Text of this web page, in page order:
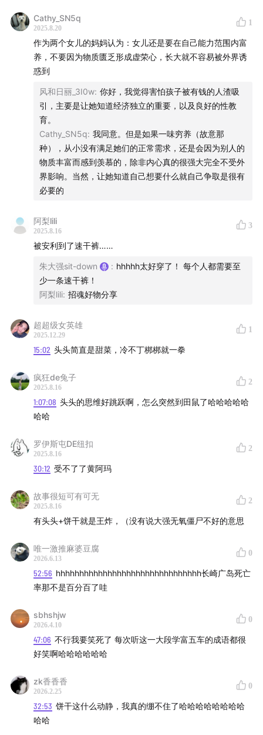
00:23:44婴儿尿床可爱度保质期揭秘：三岁后秒变生化武
00:29:02东亚父母经典话术：「你欠我的」——从子宫开
00:41:18听众：想要一个不说脏话的小孩吗？那去做医生
00:48:42 饼干暴言：地铁上背单词的小孩和学习差的小孩
都是loser！
是纯娱乐！
01:06:45留守儿童听众与父母12年隔阂一秒破冰：那个拥
抱让妈妈红了眼眶～米奇妙妙屋亲情重启！
01:13:18上古神器：玩神庙逃亡的00后，见过手机键盘吗
01:21:47头头离婚告知模板：你永远是爸妈的小孩～但作
业必须独立完成哦！
01:24:12终极真理：养娃养猫养狗前，先把自己养成个人
All music credits to：
Nightsport—The Bamboos
ヾ（^∀^）ﾉ
书店的迷你小书展，光看名字 “这书绝了” 就很有讲究。
“绝了” 有三层意思，一是这些书是绝版的，因为出版久
远、印量少等原因，现在很难见到了；二是书中的文字有
同质化的时代，散发着独特的光芒；三是它也意味着一些
云南记忆正在 “消逝”。
的以及很绝的好东西留下来，展览9月9日结束，快去看看
吧！
感谢收听由不止喜剧出品的播客节目「哈哈传达室」，来
Cathy_SN5q
2025.8.20
1
作为两个女儿的妈妈认为：女儿还是要在自己能力范围内富
养，不要因为物质匮乏形成虚荣心，长大就不容易被外界诱
惑到
风和日丽_3I0w: 你好，我觉得害怕孩子被有钱的人渣吸
引，主要是让她知道经济独立的重要，以及良好的性教
育。
Cathy_SN5q: 我同意。但是如果一味穷养（故意那
种），从小没有满足她们的正常需求，还是会因为别人的
物质丰富而感到羡慕的，除非内心真的很强大完全不受外
界影响。当然，让她知道自己想要什么就自己争取是很有
必要的
阿梨lili
2025.8.16
3
被安利到了速干裤……
朱大强sit-down : hhhhh太好穿了！ 每个人都需要至
少一条速干裤！
阿梨lili: 招魂好物分享
超超级女英雄
2025.12.29
1
15:02 头头简直是甜菜，冷不丁梆梆就一拳
疯狂de兔子
2025.8.16
2
1:07:08 头头的思维好跳跃啊，怎么突然到田鼠了哈哈哈哈哈
哈哈
罗伊斯屯DE纽扣
2025.8.16
2
30:12 受不了了黄阿玛
故事很短可有可无
2025.8.16
2
有头头+饼干就是王炸，（没有说大强无氧僵尸不好的意思
唯一激推麻婆豆腐
2026.6.13
0
52:56 hhhhhhhhhhhhhhhhhhhhhhhhhhhhhhh长崎广岛死亡
率那不是百分百了哇
sbhshjw
2026.4.10
0
47:06 不行我要笑死了 每次听这一大段学富五车的成语都很
好笑啊哈哈哈哈哈哈
zk香香香
2026.2.25
0
32:53 饼干这什么动静，我真的绷不住了哈哈哈哈哈哈哈哈
哈哈